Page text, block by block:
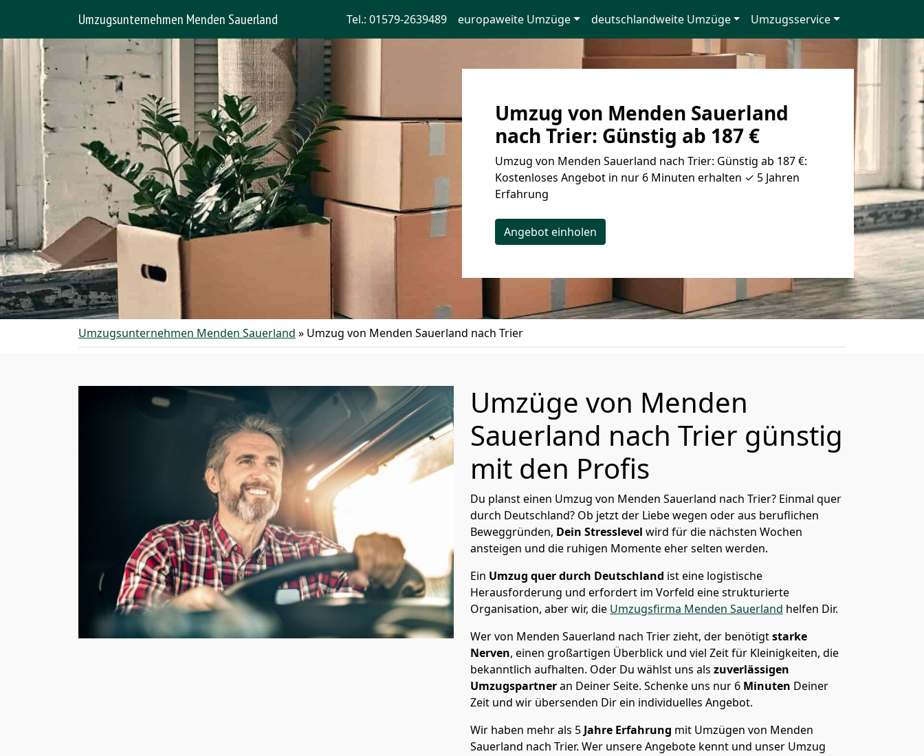
Umzugsunternehmen Menden Sauerland Tel.: 01579-2639489 europaweite Umzüge deutschlandweite Umzüge Umzugsservice
Umzug von Menden Sauerland
nach Trier: Günstig ab 187 €
Umzug von Menden Sauerland nach Trier: Günstig ab 187 €:
Kostenloses Angebot in nur 6 Minuten erhalten ✓ 5 Jahren
Erfahrung
Angebot einholen
Umzugsunternehmen Menden Sauerland » Umzug von Menden Sauerland nach Trier
Umzüge von Menden
Sauerland nach Trier günstig
mit den Profis
Du planst einen Umzug von Menden Sauerland nach Trier? Einmal quer
durch Deutschland? Ob jetzt der Liebe wegen oder aus beruflichen
Beweggründen, Dein Stresslevel wird für die nächsten Wochen
ansteigen und die ruhigen Momente eher selten werden.
Ein Umzug quer durch Deutschland ist eine logistische
Herausforderung und erfordert im Vorfeld eine strukturierte
Organisation, aber wir, die Umzugsfirma Menden Sauerland helfen Dir.
Wer von Menden Sauerland nach Trier zieht, der benötigtstarke
Nerven, einen großartigen Überblick und viel Zeit für Kleinigkeiten, die
bekanntlich aufhalten. Oder Du wählst uns als zuverlässigen
Umzugspartneran Deiner Seite. Schenke uns nur 6 Minuten Deiner
Zeit und wir übersenden Dir ein individuelles Angebot.
Wir haben mehr als 5 Jahre Erfahrung mit Umzügen von Menden
Sauerland nach Trier. Wer unsere Angebote kennt und unser Umzug